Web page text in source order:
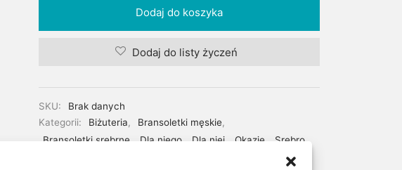
Dodaj do koszyka
Dodaj do listy życzeń
SKU:
Brak danych
Kategorii:
Biżuteria, Bransoletki męskie,
Bransoletki srebrne
Dla niego Dla niej Okazje Srebro